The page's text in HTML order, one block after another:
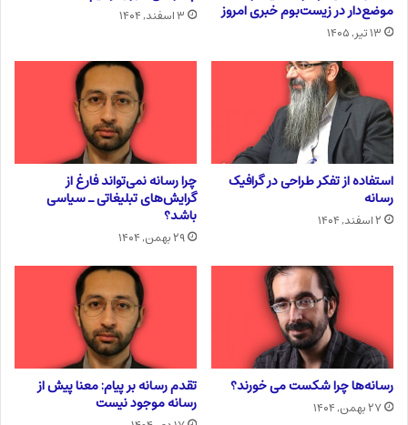
موضع‌دار در زیست‌بوم خبری امروز
۱۳ تیر, ۱۴۰۵
۳ اسفند, ۱۴۰۴
استفاده از تفکر طراحی در گرافیک
رسانه
۲ اسفند, ۱۴۰۴
چرا رسانه نمی‌تواند فارغ از
گرایش‌های تبلیغاتی ـ سیاسی
باشد؟
۲۹ بهمن, ۱۴۰۴
رسانه‌ها چرا شکست می خورند؟
۲۷ بهمن, ۱۴۰۴
تقدم رسانه بر پیام: معنا پیش از
رسانه موجود نیست